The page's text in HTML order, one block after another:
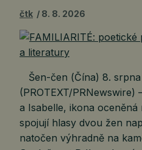
čtk 8. 8. 2026
Šen-čen (Čína) 8.
(PROTEXT/PRNewswire)
a Isabelle, ikona oceněná
spojují hlasy dvou žen
natočen výhradně na